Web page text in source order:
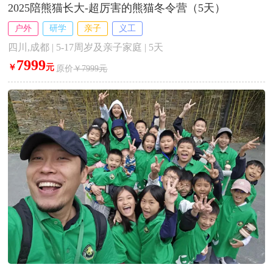
2025陪熊猫长大-超厉害的熊猫冬令营（5天）
户外 研学 亲子 义工
四川,成都 | 5-17周岁及亲子家庭 | 5天
￥ 7999元 原价￥7999元